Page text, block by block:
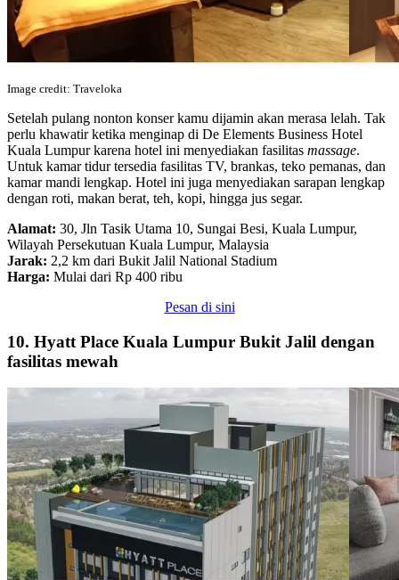
Image credit: Traveloka
Setelah pulang nonton konser kamu dijamin akan merasa lelah. Tak
perlu khawatir ketika menginap di De Elements Business Hotel
Kuala Lumpur karena hotel ini menyediakan fasilitas massage.
Untuk kamar tidur tersedia fasilitas TV, brankas, teko pemanas, dan
kamar mandi lengkap. Hotel ini juga menyediakan sarapan lengkap
dengan roti, makan berat, teh, kopi, hingga jus segar.
Alamat: 30, Jln Tasik Utama 10, Sungai Besi, Kuala Lumpur,
Wilayah Persekutuan Kuala Lumpur, Malaysia
Jarak: 2,2 km dari Bukit Jalil National Stadium
Harga: Mulai dari Rp 400 ribu
Pesan di sini
10. Hyatt Place Kuala Lumpur Bukit Jalil dengan
fasilitas mewah